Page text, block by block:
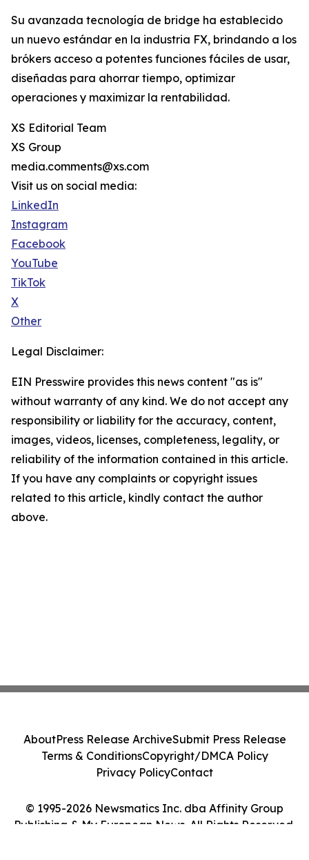
Su avanzada tecnología de bridge ha establecido
un nuevo estándar en la industria FX, brindando a los
brókers acceso a potentes funciones fáciles de usar,
diseñadas para ahorrar tiempo, optimizar
operaciones y maximizar la rentabilidad.
XS Editorial Team
XS Group
media.comments@xs.com
Visit us on social media:
LinkedIn
Instagram
Facebook
YouTube
TikTok
X
Other
Legal Disclaimer:
EIN Presswire provides this news content "as is"
without warranty of any kind. We do not accept any
responsibility or liability for the accuracy, content,
images, videos, licenses, completeness, legality, or
reliability of the information contained in this article.
If you have any complaints or copyright issues
related to this article, kindly contact the author
above.
© 1995-2026 Newsmatics Inc. dba Affinity Group
Publishing & My European News. All Rights Reserved.
AboutPress Release ArchiveSubmit Press Release
Terms & ConditionsCopyright/DMCA Policy
Privacy PolicyContact